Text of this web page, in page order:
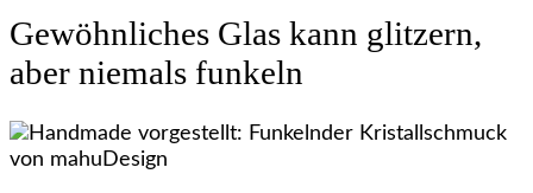
Gewöhnliches Glas kann glitzern,
aber niemals funkeln